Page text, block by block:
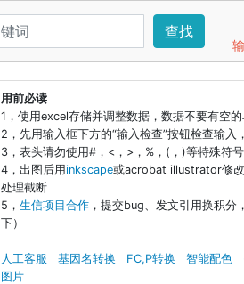
查找
用前必读
1，使用excel存储并调整数据，数据不要有空
2，先用输入框下方的“输入检查”按钮检查输入
3，表头请勿使用#，<，>，%，(，)等特殊符
4，出图后用inkscape或acrobat illustrator修
处理截断
5， 生信项目合作，提交bug、发文引用换积分
下）
人工客服 基因名转换 FC,P转换 智能配色
图片